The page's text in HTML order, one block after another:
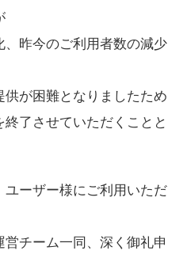
昨今のご利用者数の減少
が困難となりましたため
了させていただくことと
ーザー様にご利用いただ
営チーム一同、深く御礼申